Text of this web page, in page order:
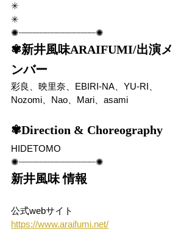
✳︎
✳︎
✺┈┈┈┈┈┈┈┈┈┈┈┈┈┈✺
✾新井風味ARAIFUMI/出演メ
ンバー
彩良、映里奈、 EBIRI-NA、 YU-RI、
Nozomi、Nao、Mari、asami
✾Direction & Choreography
HIDETOMO
✺┈┈┈┈┈┈┈┈┈┈┈┈┈┈✺
新井風味 情報
公式webサイト
https://www.araifumi.net/